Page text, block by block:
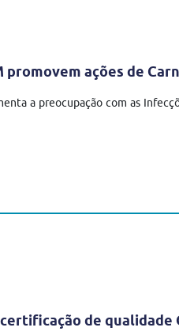
ações de
a preocupação com as
de qualidade